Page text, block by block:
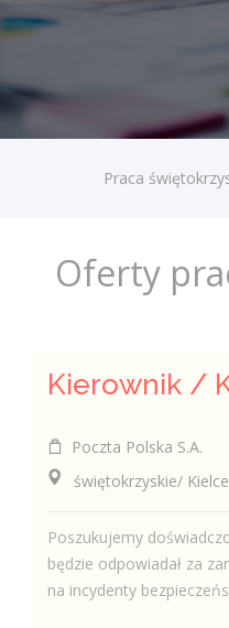
Praca
Oferty
Poczta Polska S.A.
świętokrzyskie/ Kielce
Poszukujemy
będzie odpowiadał za
na incydenty